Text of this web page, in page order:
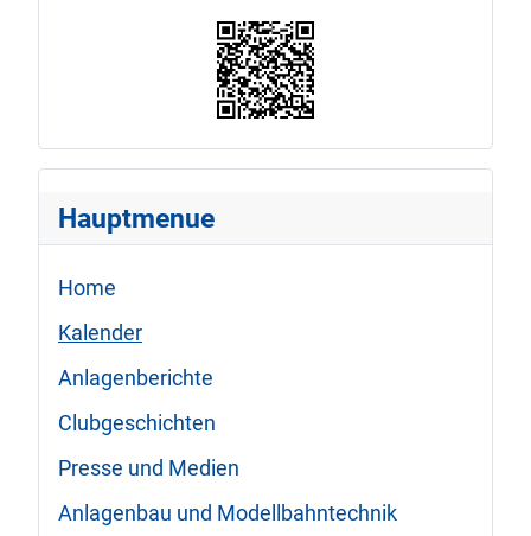
Hauptmenue
Home
Kalender
Anlagenberichte
Clubgeschichten
Presse und Medien
Anlagenbau und Modellbahntechnik